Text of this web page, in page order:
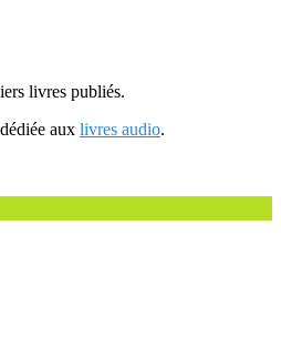
livres publiés.
aux livres audio.